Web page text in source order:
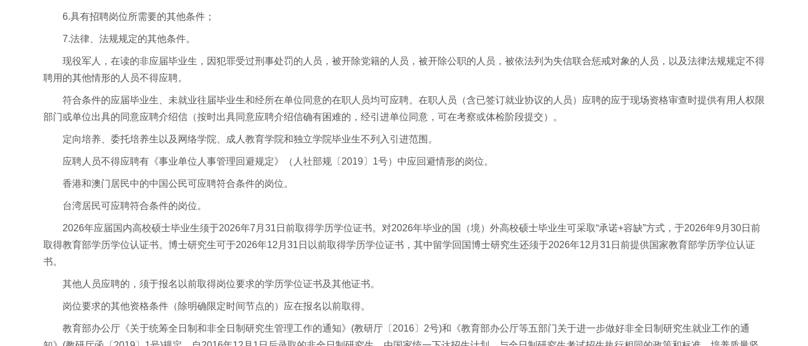
6.具有招聘岗位所需要的其他条件；
7.法律、法规规定的其他条件。
现役军人，在读的非应届毕业生，因犯罪受过刑事处罚的人员，被开除党籍的人员，被开除公职的人员，被依法列为失信联合惩戒对象的人员，以及法律法规规定不得
聘用的其他情形的人员不得应聘。
符合条件的应届毕业生、未就业往届毕业生和经所在单位同意的在职人员均可应聘。在职人员（含已签订就业协议的人员）应聘的应于现场资格审查时提供有用人权限
部门或单位出具的同意应聘介绍信（按时出具同意应聘介绍信确有困难的，经引进单位同意，可在考察或体检阶段提交）。
定向培养、委托培养生以及网络学院、成人教育学院和独立学院毕业生不列入引进范围。
应聘人员不得应聘有《事业单位人事管理回避规定》（人社部规〔2019〕1号）中应回避情形的岗位。
香港和澳门居民中的中国公民可应聘符合条件的岗位。
台湾居民可应聘符合条件的岗位。
2026年应届国内高校硕士毕业生须于2026年7月31日前取得学历学位证书。对2026年毕业的国（境）外高校硕士毕业生可采取“承诺+容缺”方式，于2026年9月30日前
取得教育部学历学位认证书。博士研究生可于2026年12月31日以前取得学历学位证书，其中留学回国博士研究生还须于2026年12月31日前提供国家教育部学历学位认证
书。
其他人员应聘的，须于报名以前取得岗位要求的学历学位证书及其他证书。
岗位要求的其他资格条件（除明确限定时间节点的）应在报名以前取得。
教育部办公厅《关于统筹全日制和非全日制研究生管理工作的通知》(教研厅〔2016〕2号)和《教育部办公厅等五部门关于进一步做好非全日制研究生就业工作的通